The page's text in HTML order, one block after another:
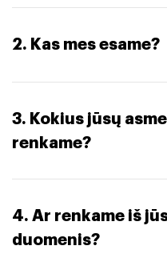
2. Kas mes esame?
3. Kokius jūsų
renkame?
4. Ar renkame iš
duomenis?